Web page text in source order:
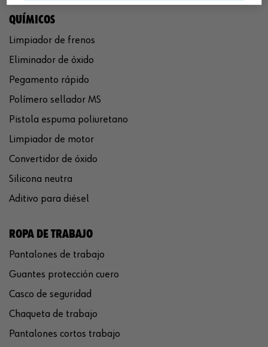
QUÍMICOS
Limpiador de frenos
Eliminador de óxido
Pegamento rápido
Polímero sellador MS
Pistola espuma poliuretano
Limpiador de motor
Convertidor de óxido
Silicona neutra
Aditivo para diésel
ROPA DE TRABAJO
Pantalones de trabajo
Guantes protección cuero
Casco de seguridad
Chaqueta de trabajo
Pantalones cortos trabajo